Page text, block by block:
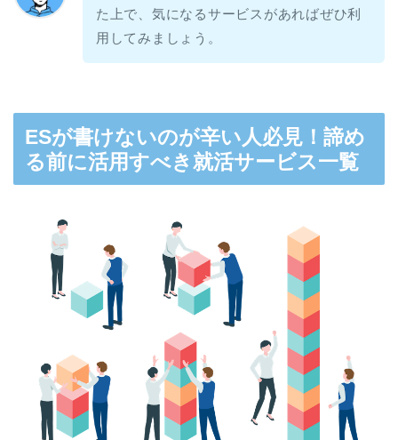
た上で、気になるサービスがあればぜひ利
用してみましょう。
ESが書けないのが辛い人必見！諦め
る前に活用すべき就活サービス一覧